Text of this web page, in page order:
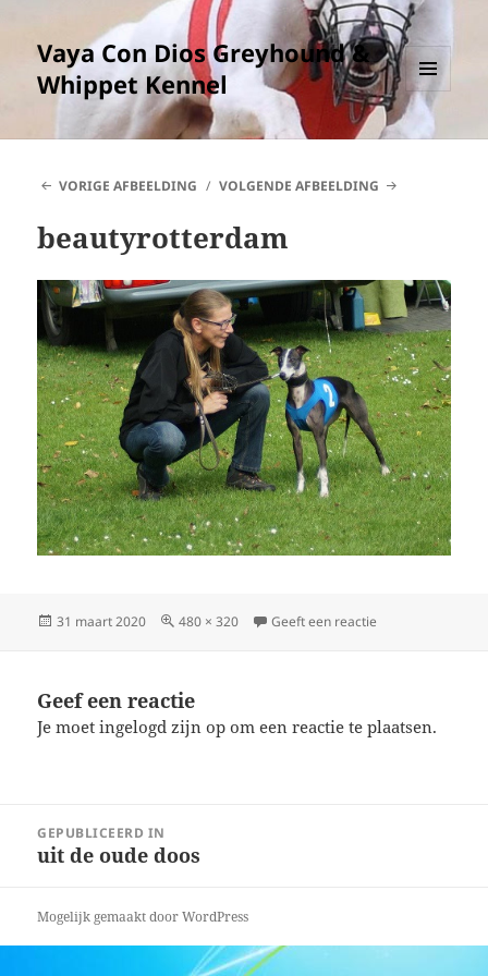
Vaya Con Dios Greyhound &
Whippet Kennel
MENU
EN
WIDGETS
VORIGE AFBEELDING VOLGENDE AFBEELDING
beautyrotterdam
Geplaatst
31 maart 2020
Volledige
480 × 320 Geeft een reactie
Geef een reactie
Je moetingelogd zijn op om een reactie te plaatsen.
navigatieGEPUBLICEERD IN
uit de oude doos
Mogelijk gemaakt door WordPress